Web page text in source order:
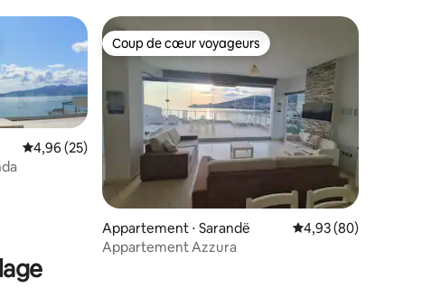
: 4,92 sur 5
Évaluation moyenne sur la base de 25 commentaires : 4,96 sur 5
4,96 (25)
Coup de cœur voyageurs
Coup de cœur voyageurs
Appartement ⋅ Sarandë Évaluation moyenne
4,93 (80)
Appartement Azzura